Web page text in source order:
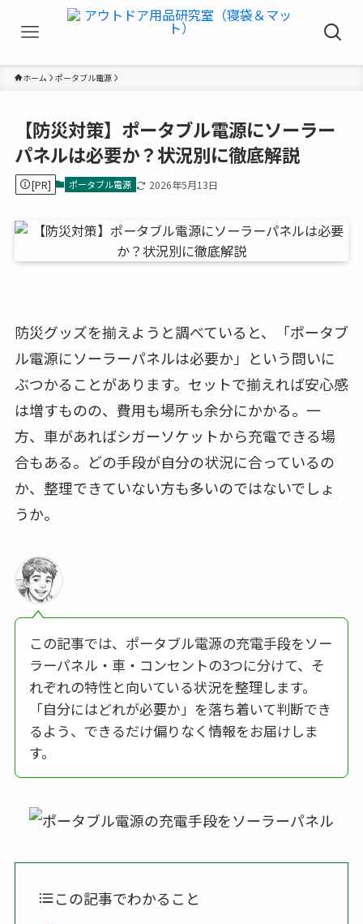
ホーム ポータブル電源
【防災対策】ポータブル電源にソーラー
パネルは必要か？状況別に徹底解説
[PR] ポータブル電源 2026年5月13日
防災グッズを揃えようと調べていると、「ポータブ
ル電源にソーラーパネルは必要か」という問いに
ぶつかることがあります。セットで揃えれば安心感
は増すものの、費用も場所も余分にかかる。一
方、車があればシガーソケットから充電できる場
合もある。どの手段が自分の状況に合っているの
か、整理できていない方も多いのではないでしょ
うか。
この記事では、ポータブル電源の充電手段をソー
ラーパネル・車・コンセントの3つに分けて、そ
れぞれの特性と向いている状況を整理します。
「自分にはどれが必要か」を落ち着いて判断でき
るよう、できるだけ偏りなく情報をお届けしま
す。
この記事でわかること